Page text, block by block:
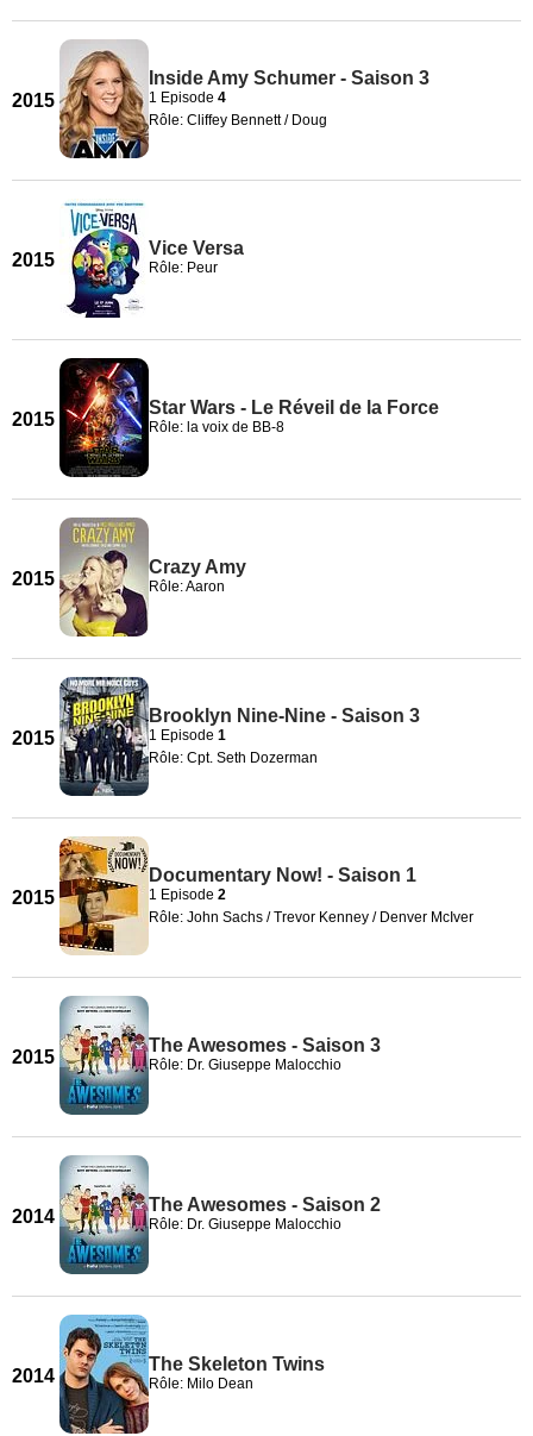
2015
Inside Amy Schumer - Saison 3
1 Episode 4
Rôle: Cliffey Bennett / Doug
2015
Vice Versa
Rôle: Peur
2015
Star Wars - Le Réveil de la Force
Rôle: la voix de BB-8
2015
Crazy Amy
Rôle: Aaron
2015
Brooklyn Nine-Nine - Saison 3
1 Episode 1
Rôle: Cpt. Seth Dozerman
2015
Documentary Now! - Saison 1
1 Episode 2
Rôle: John Sachs / Trevor Kenney / Denver McIver
2015
The Awesomes - Saison 3
Rôle: Dr. Giuseppe Malocchio
2014
The Awesomes - Saison 2
Rôle: Dr. Giuseppe Malocchio
2014
The Skeleton Twins
Rôle: Milo Dean